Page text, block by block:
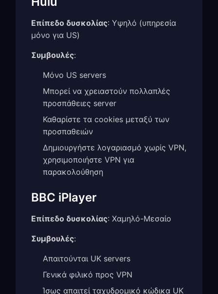
Επίπεδο δυσκολίας: Υψηλό (υπηρεσία
μόνο για US)
Συμβουλές:
Μόνο US servers
Μπορεί να χρειαστούν πολλαπλές
προσπάθειες server
Καθαρίστε τα cookies μεταξύ των
προσπαθειών
Δημιουργήστε λογαριασμό χωρίς VPN,
χρησιμοποιήστε VPN για
παρακολούθηση
BBC iPlayer
Επίπεδο δυσκολίας: Χαμηλό-Μεσαίο
Συμβουλές:
Απαιτούνται UK servers
Γενικά φιλικό προς VPN
Ίσως απαιτεί ταχυδρομικό κώδικα UK